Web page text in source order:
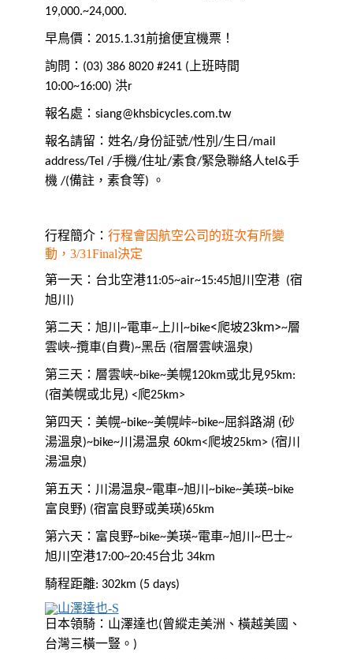
19,000.~24,000.
早鳥價： 2015.1.31前搶便宜機票！
詢問： (03) 386 8020 #241 ( 上班時間
10:00~16:00) 洪r
報名處： siang@khsbicycles.com.tw
報名請留：姓名/身份証號/性別 /生日 /mail
address/Tel /手機/住址/素食/緊急聯絡人tel&手
機/(備註，素食等) 。
行程簡介： 行程會因航空公司的班次有所變
動，3/31Final決定
第一天： 台北空港11:05~air~15:45旭川空港(宿
旭川 )
第二天：旭川 ~電車~上川 ~bike<爬坡23km>~層
雲峡~攬車(自費)~黑岳(宿層雲峡溫泉)
第三天：層雲峡~bike~美幌120km或北見95km:
(宿美幌或北見) <爬25km>
第四天：美幌~bike~美幌峠~bike~屈斜路湖 (砂
湯溫泉)~bike~川湯温泉 60km<爬坡25km> (宿川
湯温泉)
第五天：川湯温泉~電車~旭川 ~bike~美瑛~bike
富良野) (宿富良野或美瑛)65km
第六天： 富良野~bike~美瑛~電車~旭川 ~巴士~
旭川空港17:00~20:45台北 34km
騎程距離: 302km (5 days)
日本領騎：山澤達也(曾縱走美洲、橫越美國、
台灣三橫一豎。 )